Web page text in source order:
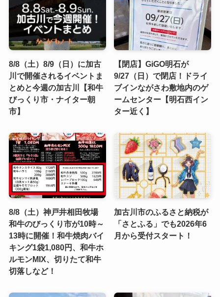
8/8（土）8/9（日）に加古
川で開催されるイベントま
とめと今週の加古川【和牛
びっくり市・ナイター朝
市】
【閉店】GiGO明石が
9/27（日）で閉店！ドライ
ブインながさわ敷地内のゲ
ームセンター【明石西イン
ター近く】
8/8（土）神戸井相田牧場
和牛のびっくり市が10時～
13時に開催！和牛焼肉バイ
キング1袋1,080円、和牛ホ
ルモンMIX、切りたて和牛
切落しなど！
加古川市のふるさと納税が
「さとふる」でも2026年6
月から受付スタート！